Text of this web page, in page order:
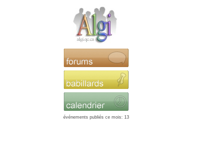
événements publiés ce mois: 13